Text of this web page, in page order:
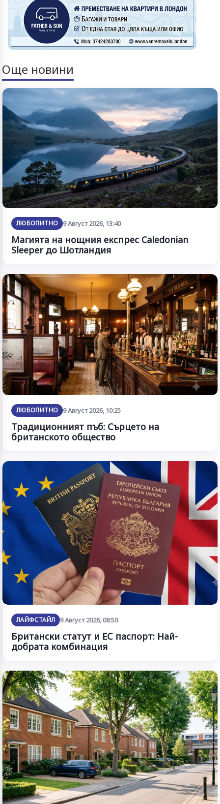
Още новини
ЛЮБОПИТНО 9 Август 2026, 13:40
Магията на нощния експрес Caledonian
Sleeper до Шотландия
ЛЮБОПИТНО 9 Август 2026, 10:25
Традиционният пъб: Сърцето на
британското общество
ЛАЙФСТАЙЛ 9 Август 2026, 08:50
Британски статут и ЕС паспорт: Най-
добрата комбинация